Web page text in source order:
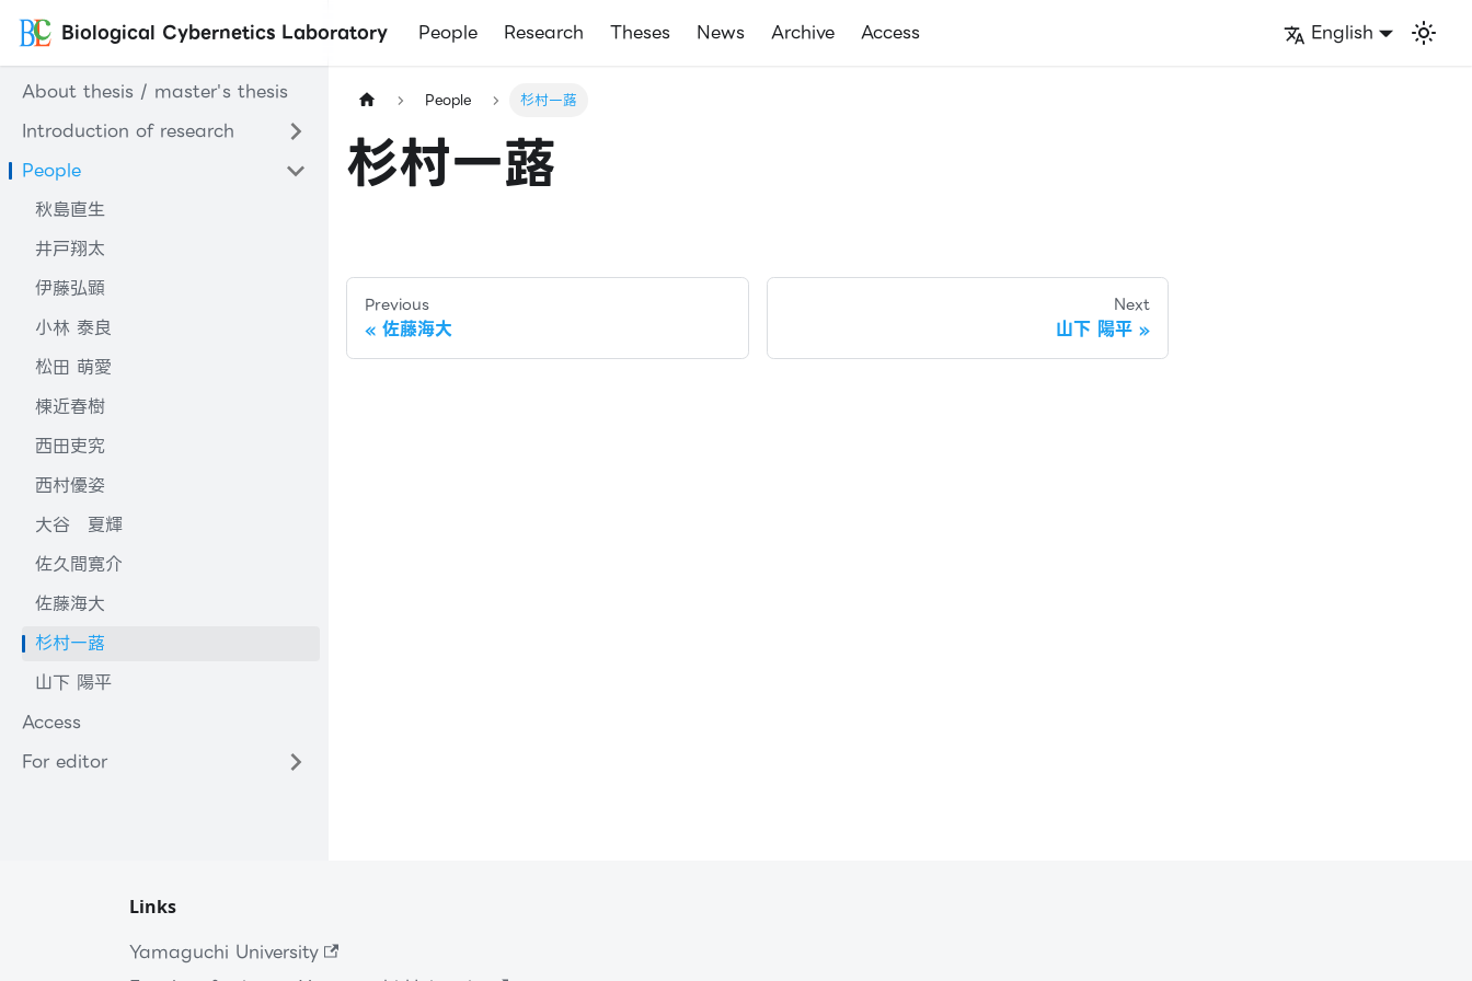
Biological Cybernetics Laboratory People Research Theses News Archive Access English
About thesis / master's thesis
Introduction of research
People
秋島直生
井戸翔太
伊藤弘顕
小林 泰良
松田 萌愛
棟近春樹
西田吏究
西村優姿
大谷 夏輝
佐久間寛介
佐藤海大
杉村一蕗
山下 陽平
Access
For editor
People 杉村一蕗
杉村一蕗
Previous
佐藤海大
Next
山下 陽平
Links
Yamaguchi University